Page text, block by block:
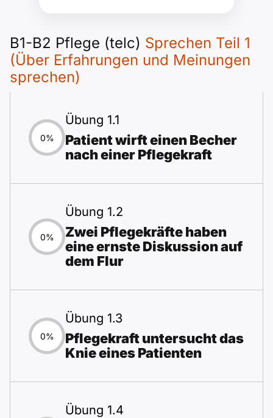
B1-B2 Pflege (telc) Sprechen Teil 1
(Über Erfahrungen und Meinungen
sprechen)
0%
Übung 1.1
Patient wirft einen Becher
nach einer Pflegekraft
0%
Übung 1.2
Zwei Pflegekräfte haben
eine ernste Diskussion auf
dem Flur
0%
Übung 1.3
Pflegekraft untersucht das
Knie eines Patienten
Übung 1.4